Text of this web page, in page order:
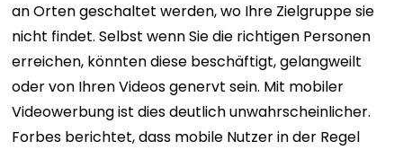
an Orten geschaltet werden, wo Ihre Zielgruppe sie
nicht findet. Selbst wenn Sie die richtigen Personen
erreichen, könnten diese beschäftigt, gelangweilt
oder von Ihren Videos genervt sein. Mit mobiler
Videowerbung ist dies deutlich unwahrscheinlicher.
Forbes berichtet, dass mobile Nutzer in der Regel